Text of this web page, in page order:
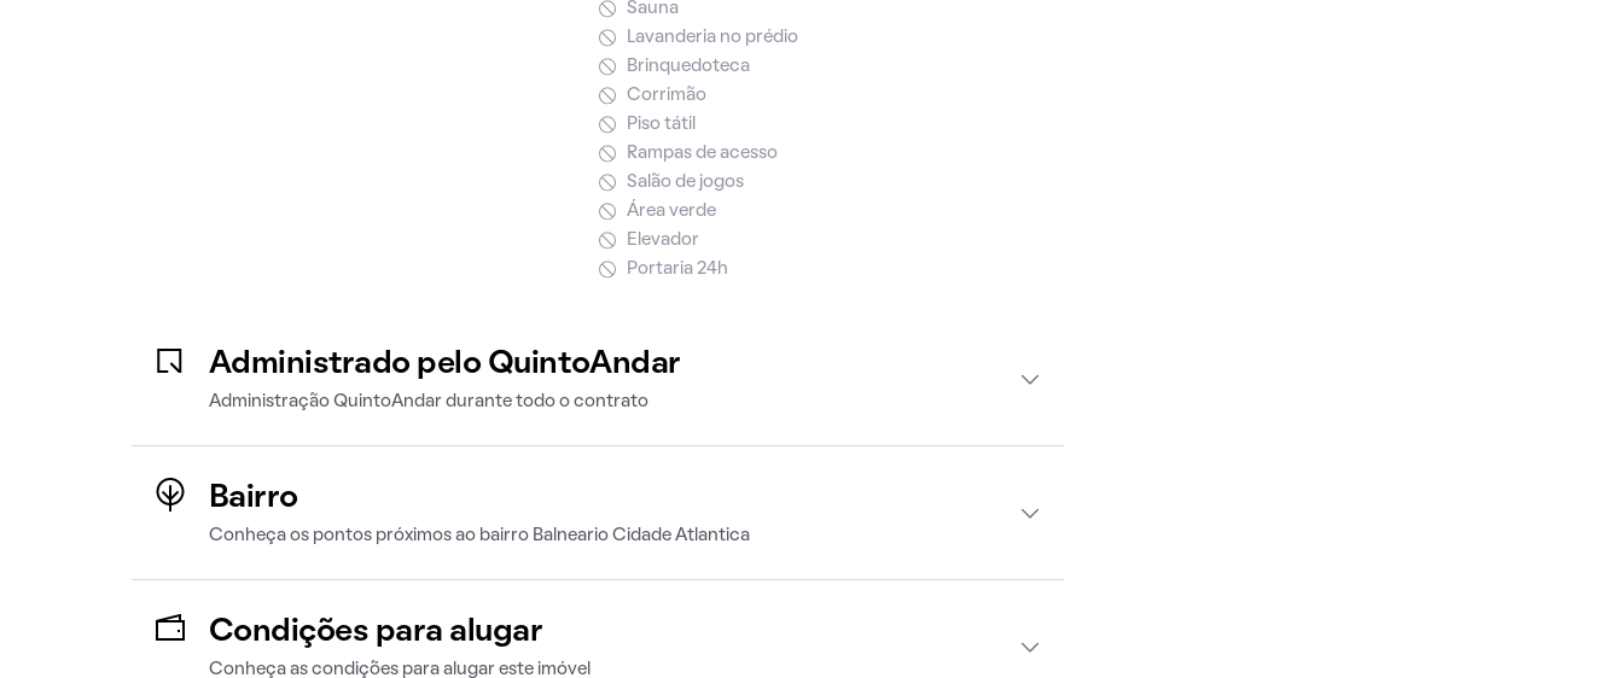
Sauna
Lavanderia no prédio
Brinquedoteca
Corrimão
Piso tátil
Rampas de acesso
Salão de jogos
Área verde
Elevador
Portaria 24h
Administrado pelo QuintoAndar
Administração QuintoAndar durante todo o contrato
Bairro
Conheça os pontos próximos ao bairro Balneario Cidade Atlantica
Condições para alugar
Conheça as condições para alugar este imóvel